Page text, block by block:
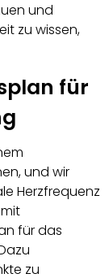
und
zu wissen,
für
und wir
Herzfrequenz
für das
zu